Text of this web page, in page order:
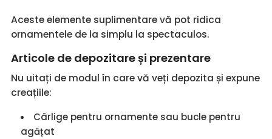
Aceste elemente suplimentare vă pot ridica
ornamentele de la simplu la spectaculos.
Articole de depozitare și prezentare
Nu uitați de modul în care vă veți depozita și expune
creațiile:
Cârlige pentru ornamente sau bucle pentru
agățat